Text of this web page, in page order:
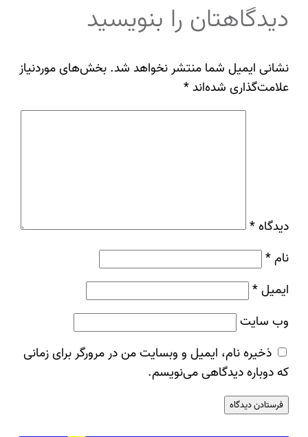
دیدگاهتان را بنویسید
نشانی ایمیل شما منتشر نخواهد شد. بخش‌های موردنیاز
علامت‌گذاری شده‌اند*
دیدگاه *
نام*
ایمیل*
وب‌ سایت
ذخیره نام، ایمیل و وبسایت من در مرورگر برای زمانی
که دوباره دیدگاهی می‌نویسم.